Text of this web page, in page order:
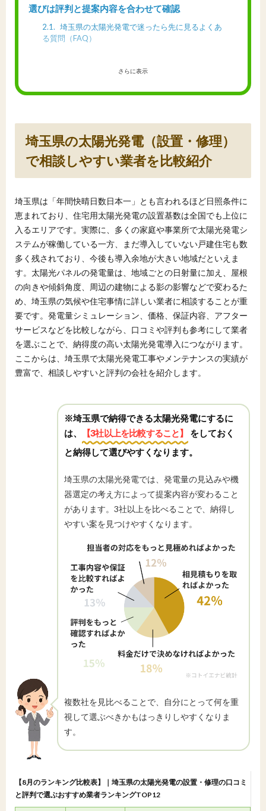
選びは評判と提案内容を合わせて確認
2.1
埼玉県の太陽光発電で迷ったら先に見るよくあ
る質問（FAQ）
さらに表示
埼玉県の太陽光発電（設置・修理）
で相談しやすい業者を比較紹介
埼玉県は「年間快晴日数日本一」とも言われるほど日照条件に
恵まれており、住宅用太陽光発電の設置基数は全国でも上位に
入るエリアです。実際に、多くの家庭や事業所で太陽光発電シ
ステムが稼働している一方、まだ導入していない戸建住宅も数
多く残されており、今後も導入余地が大きい地域だといえま
す。太陽光パネルの発電量は、地域ごとの日射量に加え、屋根
の向きや傾斜角度、周辺の建物による影の影響などで変わるた
め、埼玉県の気候や住宅事情に詳しい業者に相談することが重
要です。発電量シミュレーション、価格、保証内容、アフター
サービスなどを比較しながら、口コミや評判も参考にして業者
を選ぶことで、納得度の高い太陽光発電導入につながります。
ここからは、埼玉県で太陽光発電工事やメンテナンスの実績が
豊富で、相談しやすいと評判の会社を紹介します。
※埼玉県で納得できる太陽光発電にするに
は、
【3社以上を比較すること】
をしておく
と納得して選びやすくなります。
埼玉県の太陽光発電では、発電量の見込みや機
器選定の考え方によって提案内容が変わること
があります。3社以上を比べることで、納得し
やすい案を見つけやすくなります。
複数社を見比べることで、自分にとって何を重
視して選ぶべきかもはっきりしやすくなりま
す。
【8月のランキング比較表】｜埼玉県の太陽光発電の設置・修理の口コミ
と評判で選ぶおすすめ業者ランキングTOP12